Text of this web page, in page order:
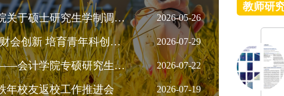
中央财经大学会计学院关于硕士研究生学制调整的公告 2026-05-26
经纬·兴邦：赋能数智财会创新 培育青年科创力量——2026年北京市大学生数智会计创新应用竞赛工作交流会圆满召开 2026-07-29
学企共进，智造未来——会计学院专硕研究生走进宇通集团 2026-07-22
年校友返校工作推进会 2026-07-19
教师研
- 数智会计系
校会计学
授柯俊强
陈运森、郑登津-
近期，我校会计学
院陈运森教授、郑